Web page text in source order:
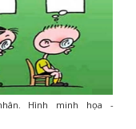
Hình minh họa -